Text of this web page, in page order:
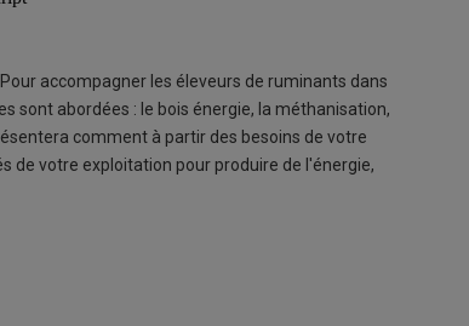
accompagner les éleveurs de ruminants dans
sont abordées : le bois énergie, la méthanisation,
comment à partir des besoins de votre
de votre exploitation pour produire de l'énergie,